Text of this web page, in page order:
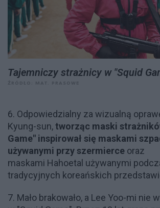
Tajemniczy strażnicy w "Squid
6. Odpowiedzialny za wizualną
Kyung-sun,tworząc maski
Game" inspirował się maskami
używanymi przy szermierce oraz
maskami Hahoetal używanymi
tradycyjnych koreańskich
7. Mało brakowało, a Lee Yoo-mi nie